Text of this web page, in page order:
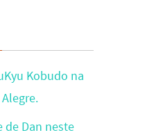
Kobudo na
de Dan neste